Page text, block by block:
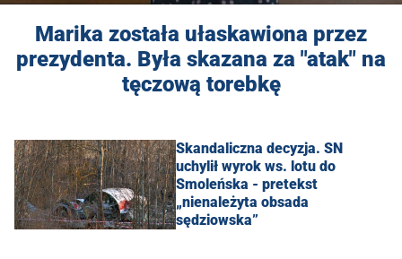
Marika została ułaskawiona przez
prezydenta. Była skazana za "atak" na
tęczową torebkę
Skandaliczna decyzja. SN
uchylił wyrok ws. lotu do
Smoleńska - pretekst
„nienależyta obsada
sędziowska”